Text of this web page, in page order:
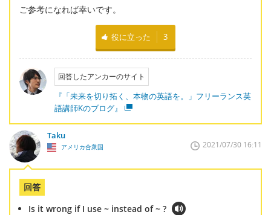
ご参考になれば幸いです。
役に立った 3
回答したアンカーのサイト
『「未来を切り拓く、本物の英語を。」フリーランス英
語講師Kのブログ』
Taku
アメリカ合衆国 2021/07/30 16:11
回答
Is it wrong if I use ~ instead of ~ ?